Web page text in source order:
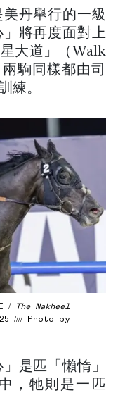
丹舉行的一級
將再度面對上
大道」（Walk
駒同樣都由司
練。
/
The Nakheel
//// Photo by
是匹「懶惰」
，牠則是一匹